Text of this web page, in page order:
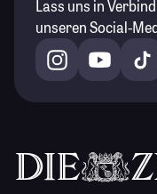
Lass uns in
unseren Social-